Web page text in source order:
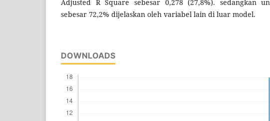
Adjusted R Square sebesar 0,278 (27,8%). sedangkan
sebesar 72,2% dijelaskan oleh variabel lain di luar model.
DOWNLOADS